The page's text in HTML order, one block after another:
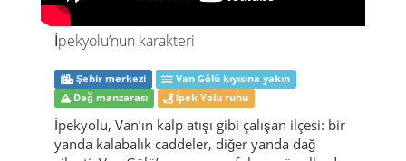
İpekyolu’nun karakteri
Şehir merkezi
Van Gölü kıyısına yakın
Dağ manzarası
İpek Yolu ruhu
İpekyolu, Van’ın kalp atışı gibi çalışan ilçesi: bir
yanda kalabalık caddeler, diğer yanda dağ